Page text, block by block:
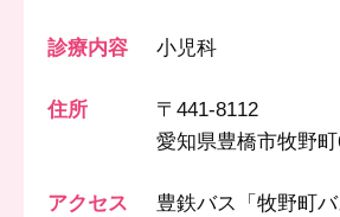
診療内容 小児科
住所
〒441-8112
愛知県豊橋市牧野
アクセス
豊鉄バス「牧野町